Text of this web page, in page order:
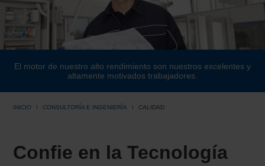
El motor de nuestro alto rendimiento son nuestros excelentes y
altamente motivados trabajadores.
INICIO CONSULTORÍA E INGENIERÍA CALIDAD
Confie en la Tecnología